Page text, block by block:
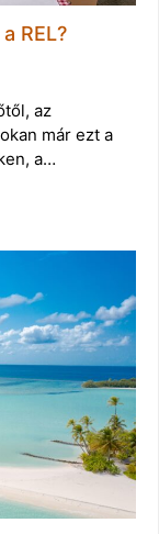
REL?
az
már ezt a
a…